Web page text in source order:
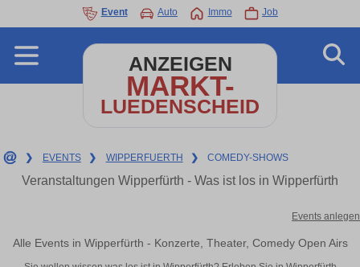
Event Auto Immo Job
ANZEIGEN
MARKT-
LUEDENSCHEID
❯ EVENTS ❯ WIPPERFUERTH ❯ COMEDY-SHOWS
Veranstaltungen Wipperfürth - Was ist los in Wipperfürth
Events anlegen
Alle Events in Wipperfürth - Konzerte, Theater, Comedy Open Airs